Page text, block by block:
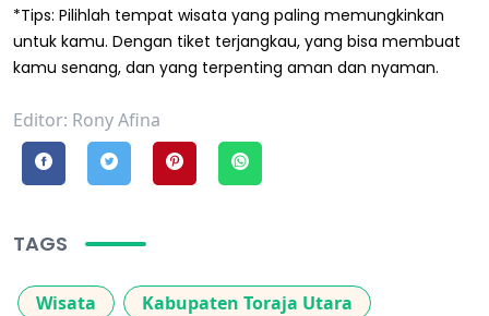
*Tips: Pilihlah tempat wisata yang paling memungkinkan
untuk kamu. Dengan tiket terjangkau, yang bisa membuat
kamu senang, dan yang terpenting aman dan nyaman.
Editor: Rony Afina
TAGS
Wisata Kabupaten Toraja Utara